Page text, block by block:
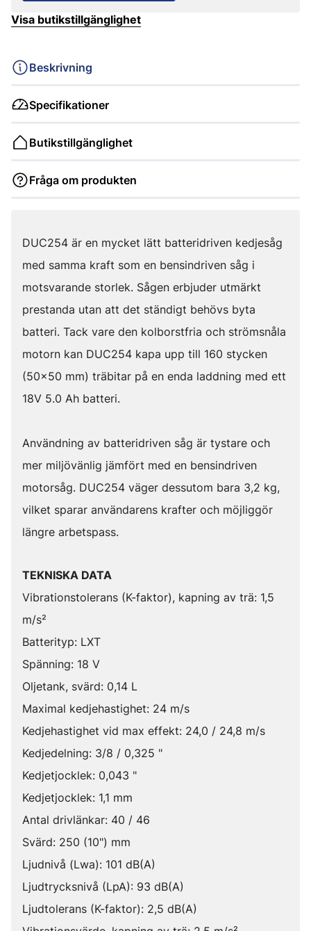
Visa butikstillgänglighet
Beskrivning
Specifikationer
Butikstillgänglighet
Fråga om produkten
DUC254 är en mycket lätt batteridriven kedjesåg
med samma kraft som en bensindriven såg i
motsvarande storlek. Sågen erbjuder utmärkt
prestanda utan att det ständigt behövs byta
batteri. Tack vare den kolborstfria och strömsnåla
motorn kan DUC254 kapa upp till 160 stycken
(50x50 mm) träbitar på en enda laddning med ett
18V 5.0 Ah batteri.
Användning av batteridriven såg är tystare och
mer miljövänlig jämfört med en bensindriven
motorsåg. DUC254 väger dessutom bara 3,2 kg,
vilket sparar användarens krafter och möjliggör
längre arbetspass.
TEKNISKA DATA
Vibrationstolerans (K-faktor), kapning av trä: 1,5
m/s²
Batterityp: LXT
Spänning: 18 V
Oljetank, svärd: 0,14 L
Maximal kedjehastighet: 24 m/s
Kedjehastighet vid max effekt: 24,0 / 24,8 m/s
Kedjedelning: 3/8 / 0,325 "
Kedjetjocklek: 0,043 "
Kedjetjocklek: 1,1 mm
Antal drivlänkar: 40 / 46
Svärd: 250 (10") mm
Ljudnivå (Lwa): 101 dB(A)
Ljudtrycksnivå (LpA): 93 dB(A)
Ljudtolerans (K-faktor): 2,5 dB(A)